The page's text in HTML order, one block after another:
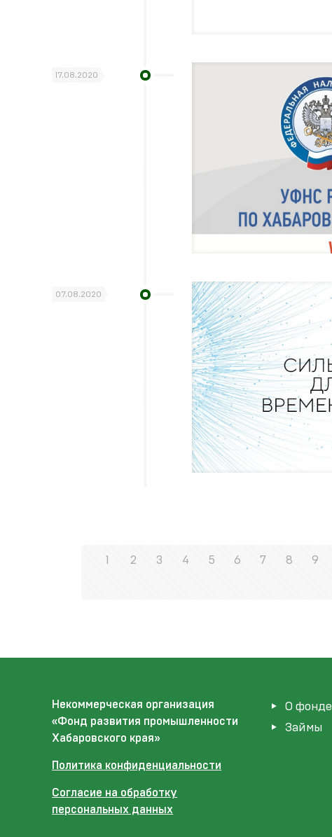
17.08.2020
07.08.2020
1 2 3 4 5 6 7 8 9
Некоммерческая организация
«Фонд развития промышленности
Хабаровского края»
Политика конфиденциальности
Согласие на обработку
персональных данных
О фонде
Займы